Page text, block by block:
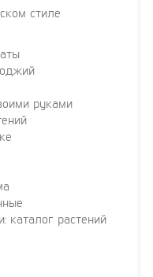
стиле
руками
каталог растений